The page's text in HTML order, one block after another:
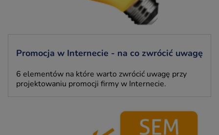
Promocja w Internecie - na co zwrócić uwagę
6 elementów na które warto zwrócić uwagę przy
projektowaniu promocji firmy w Internecie.